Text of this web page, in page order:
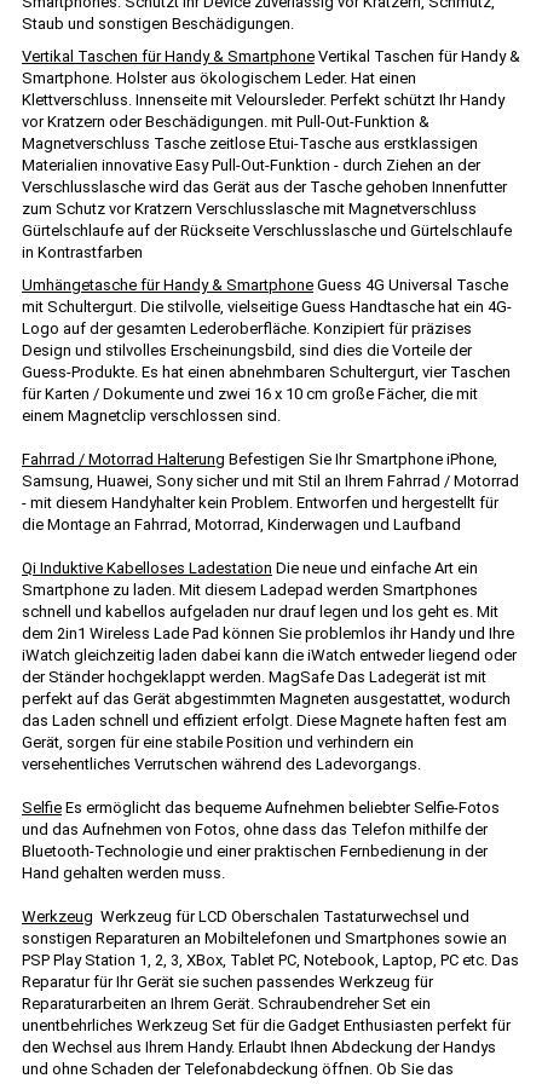
Staub und sonstigen Beschädigungen.
Vertikal Taschen für Handy & Smartphone Vertikal Taschen für Handy &
Smartphone. Holster aus ökologischem Leder. Hat einen
Klettverschluss. Innenseite mit Veloursleder. Perfekt schützt Ihr Handy
vor Kratzern oder Beschädigungen. mit Pull-Out-Funktion &
Magnetverschluss Tasche zeitlose Etui-Tasche aus erstklassigen
Materialien innovative Easy Pull-Out-Funktion - durch Ziehen an der
Verschlusslasche wird das Gerät aus der Tasche gehoben Innenfutter
zum Schutz vor Kratzern Verschlusslasche mit Magnetverschluss
Gürtelschlaufe auf der Rückseite Verschlusslasche und Gürtelschlaufe
in Kontrastfarben
Umhängetasche für Handy & Smartphone Guess 4G Universal Tasche
mit Schultergurt. Die stilvolle, vielseitige Guess Handtasche hat ein 4G-
Logo auf der gesamten Lederoberfläche. Konzipiert für präzises
Design und stilvolles Erscheinungsbild, sind dies die Vorteile der
Guess-Produkte. Es hat einen abnehmbaren Schultergurt, vier Taschen
für Karten / Dokumente und zwei 16 x 10 cm große Fächer, die mit
einem Magnetclip verschlossen sind.
Fahrrad / Motorrad Halterung Befestigen Sie Ihr Smartphone iPhone,
Samsung, Huawei, Sony sicher und mit Stil an Ihrem Fahrrad / Motorrad
- mit diesem Handyhalter kein Problem. Entworfen und hergestellt für
die Montage an Fahrrad, Motorrad, Kinderwagen und Laufband
Qi Induktive Kabelloses Ladestation Die neue und einfache Art ein
Smartphone zu laden. Mit diesem Ladepad werden Smartphones
schnell und kabellos aufgeladen nur drauf legen und los geht es. Mit
dem 2in1 Wireless Lade Pad können Sie problemlos ihr Handy und Ihre
iWatch gleichzeitig laden dabei kann die iWatch entweder liegend oder
der Ständer hochgeklappt werden. MagSafe Das Ladegerät ist mit
perfekt auf das Gerät abgestimmten Magneten ausgestattet, wodurch
das Laden schnell und effizient erfolgt. Diese Magnete haften fest am
Gerät, sorgen für eine stabile Position und verhindern ein
versehentliches Verrutschen während des Ladevorgangs.
Selfie Es ermöglicht das bequeme Aufnehmen beliebter Selfie-Fotos
und das Aufnehmen von Fotos, ohne dass das Telefon mithilfe der
Bluetooth-Technologie und einer praktischen Fernbedienung in der
Hand gehalten werden muss.
Werkzeug Werkzeug für LCD Oberschalen Tastaturwechsel und
sonstigen Reparaturen an Mobiltelefonen und Smartphones sowie an
PSP Play Station 1, 2, 3, XBox, Tablet PC, Notebook, Laptop, PC etc. Das
Reparatur für Ihr Gerät sie suchen passendes Werkzeug für
Reparaturarbeiten an Ihrem Gerät. Schraubendreher Set ein
unentbehrliches Werkzeug Set für die Gadget Enthusiasten perfekt für
den Wechsel aus Ihrem Handy. Erlaubt Ihnen Abdeckung der Handys
und ohne Schaden der Telefonabdeckung öffnen. Ob Sie das